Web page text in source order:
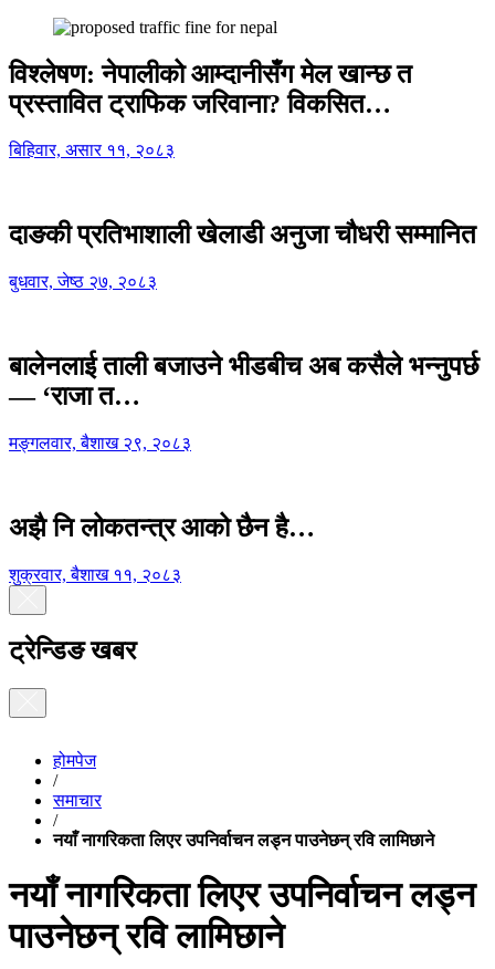
विश्लेषण: नेपालीको आम्दानीसँग मेल खान्छ त
प्रस्तावित ट्राफिक जरिवाना? विकसित…
बिहिवार, असार ११, २०८३
दाङकी प्रतिभाशाली खेलाडी अनुजा चौधरी सम्मानित
बुधवार, जेष्ठ २७, २०८३
बालेनलाई ताली बजाउने भीडबीच अब कसैले भन्नुपर्छ
— ‘राजा त…
मङ्गलवार, बैशाख २९, २०८३
अझै नि लोकतन्त्र आको छैन है…
शुक्रवार, बैशाख ११, २०८३
ट्रेन्डिङ खबर
होमपेज
/
समाचार
/
नयाँ नागरिकता लिएर उपनिर्वाचन लड्न पाउनेछन् रवि लामिछाने
नयाँ नागरिकता लिएर उपनिर्वाचन लड्न
पाउनेछन् रवि लामिछाने